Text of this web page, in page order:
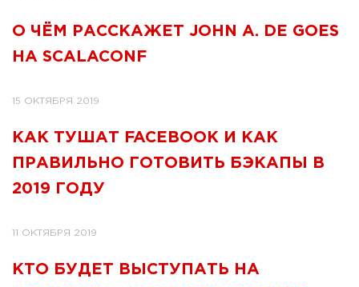
О ЧЁМ РАССКАЖЕТ JOHN A. DE GOES
НА SCALACONF
15 ОКТЯБРЯ 2019
КАК ТУШАТ FACEBOOK И КАК
ПРАВИЛЬНО ГОТОВИТЬ БЭКАПЫ В
2019 ГОДУ
11 ОКТЯБРЯ 2019
КТО БУДЕТ ВЫСТУПАТЬ НА